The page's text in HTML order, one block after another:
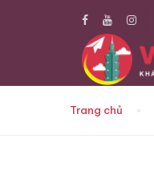
Trang chủ